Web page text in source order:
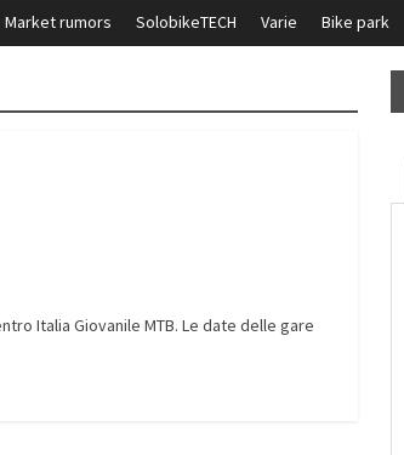
Market rumors SolobikeTECH Varie Bike park
Italia Giovanile MTB. Le date delle gare